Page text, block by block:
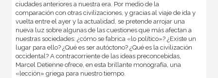
ciudades anteriores a nuestra era. Por medio de la
comparación con otras civilizaciones, y gracias al viaje de ida y
vuelta entre el ayer y la actualidad, se pretende arrojar una
nueva luz sobre algunas de las cuestiones que más afectan a
nuestras sociedades: ¿cómo se fabrica «lo político»? ¿Existe un
lugar para ello? ¿Qué es ser autóctono? ¿Qué es la civilización
occidental? A contracorriente de las ideas preconcebidas,
Marcel Detienne ofrece, en esta brillante monografía, una
«lección» griega para nuestro tiempo.